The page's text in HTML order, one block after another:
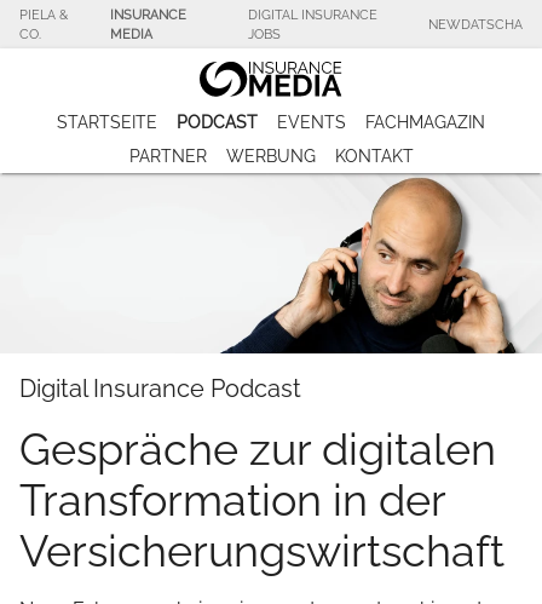
PIELA &
CO.
INSURANCE
MEDIA
DIGITAL INSURANCE
JOBS
NEWDATSCHA
STARTSEITE PODCAST EVENTS
FACHMAGAZIN
PARTNER
WERBUNG KONTAKT
Digital Insurance Podcast
Gespräche zur digitalen
Transformation in der
Versicherungswirtschaft